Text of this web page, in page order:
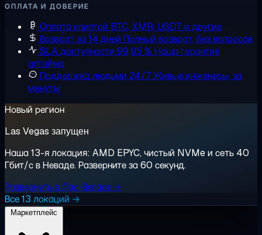
ОПЛАТА И ДОВЕРИЕ
Оплата криптой BTC, XMR, USDT и другие
Возврат за 14 дней Полный возврат, без вопросов
SLA доступности 99,95 % Наша гарантия
аптайма
Поддержка людьми 24/7Живые инженеры, за
минуты
Новый регион
Las Vegas запущен
Наша 13-я локация: AMD EPYC, чистый NVMe и сеть 40
Гбит/с в Неваде. Разверните за 60 секунд.
Развернуть в Лас-Вегасе →
Все 13 локаций →